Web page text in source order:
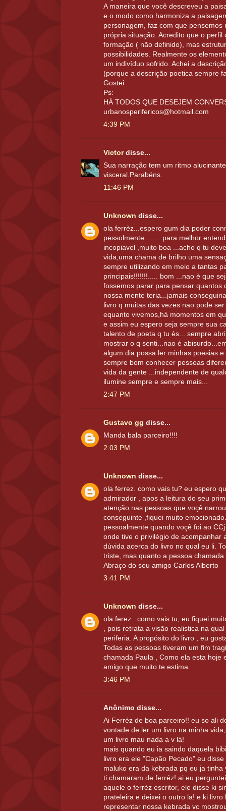
A maneira que você descreveu a
e o modo como harmoniza a
personagem, faz com que pensemos
própria situação. Acredito que o
formação ( não definido), mas
possibilidades. Realmente os
um indivíduo sofrido. Achei a
(porque a descrição poetica sempre
Gostei...
Ps:
HÁ TODOS QUE DESEJEM
urbanosperifericos@hotmail.com
4:39 PM
Victordisse...
Sua narração tem um ritmo
visceral.Parabéns.
11:46 PM
Unknown disse...
ola ferrèz...espero gum dia poder
pessolmente.........para melhor
incopiavel ,muito boa ...acho q tu
vida,uma chama de brilho uma
sempre utilizando em meio a tantas
principais!!!!!!!..... bom ...nao è que
fossemos parar para pensar quantos
nossa mente teria...jamais
livro q muitas das vezes nao pode
equanto vivemos,hà momentos em
e assim eu espero seja sempre sua
talento de poeta q tu ès... sempre
mostrar o q senti...nao è
algum dia possa ler minhas poesias
sempre bom conhecer pessoas
vida da gente ...independente de
ilumine sempre e sempre mais...
2:47 PM
Gustavo gg disse...
Manda bala parceiro!!!!
2:03 PM
Unknown disse...
ola ferrez. como vais tu? eu espero
admirador , apos a leitura do seu
atenção nas pessoas que voçê
conseguinte ,fiquei muito
pessoalmente quando voçê foi ao
onde tive o privilégio de acompanhar
dúvida acerca do livro no qual eu li.
triste, mas quanto a pessoa
Abraço do seu amigo Carlos Alberto
3:41 PM
Unknown disse...
ola ferez . como vais tu, eu fiquei
, pois retrata a visão realistica na
periferia. A propósito do livro , eu
Todas as pessoas tiveram um fim
chamada Paula , Como ela esta hoje
amigo que muito te estima.
3:46 PM
Anônimo disse...
Ai Ferréz de boa parceiro!! eu so ali
vontade de ler um livro na minha
um livro mau nada a v lá!
mais quando eu ia saindo daquela
livro era ele "Capão Pecado" eu
maluko era da kebrada pq eu ja
ti chamaram de ferréz! ai eu
aquele o ferréz escritor, ele disse ki
prateleira e deixei o outro la! e ki livro
representar nossa kebrada vc